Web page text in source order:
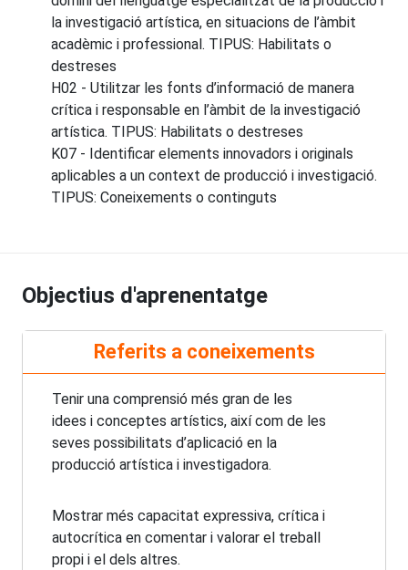
la investigació artística, en situacions de l’àmbit
acadèmic i professional. TIPUS: Habilitats o
destreses
H02 - Utilitzar les fonts d’informació de manera
crítica i responsable en l’àmbit de la investigació
artística. TIPUS: Habilitats o destreses
K07 - Identificar elements innovadors i originals
aplicables a un context de producció i investigació.
TIPUS: Coneixements o continguts
Objectius d'aprenentatge
Referits a coneixements
Tenir una comprensió més gran de les
idees i conceptes artístics, així com de les
seves possibilitats d’aplicació en la
producció artística i investigadora.
Mostrar més capacitat expressiva, crítica i
autocrítica en comentar i valorar el treball
propi i el dels altres.